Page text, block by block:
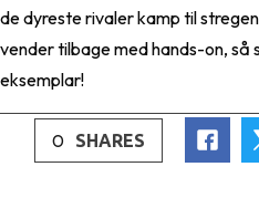
de dyreste rivaler kamp til
vender tilbage med hands-on, så
eksemplar!
0 SHARES